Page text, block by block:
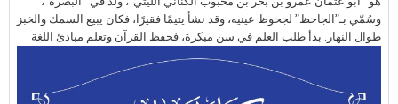
وسُمّي بـ”الجاحظ” لجحوظ عينيه، وقد نشأ يتيمًا فقيرًا، فكان يبيع السمك والخبز
طوال النهار. بدأ طلب العلم في سن مبكرة، فحفظ القرآن وتعلم مبادئ اللغة